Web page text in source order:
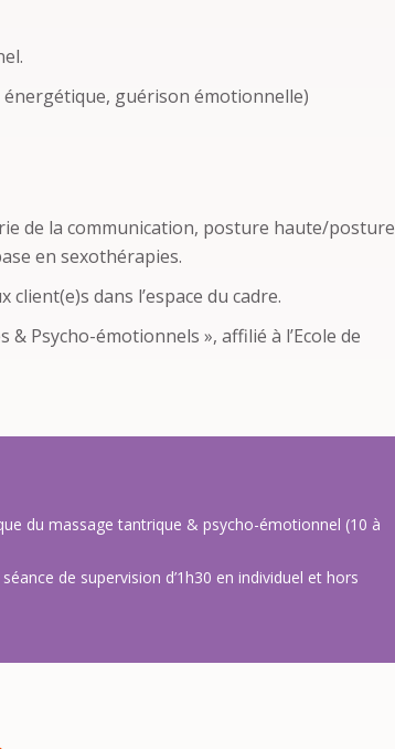
guérison émotionnelle)
de la communication, posture haute/posture
en sexothérapies.
dans l’espace du cadre.
Psycho-émotionnels », affilié à l’Ecole de
du massage tantrique & psycho-émotionnel (10 à
de supervision d’1h30 en individuel et hors